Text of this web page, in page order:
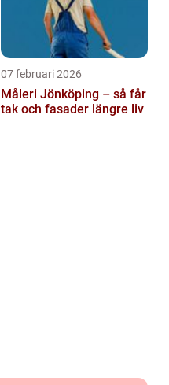
07 februari 2026
Måleri Jönköping – så får
tak och fasader längre liv